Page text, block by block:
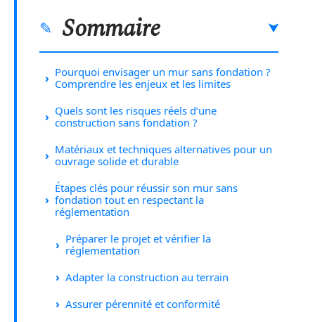
Sommaire
Pourquoi envisager un mur sans fondation ?
Comprendre les enjeux et les limites
Quels sont les risques réels d’une
construction sans fondation ?
Matériaux et techniques alternatives pour un
ouvrage solide et durable
Étapes clés pour réussir son mur sans
fondation tout en respectant la
réglementation
Préparer le projet et vérifier la
réglementation
Adapter la construction au terrain
Assurer pérennité et conformité